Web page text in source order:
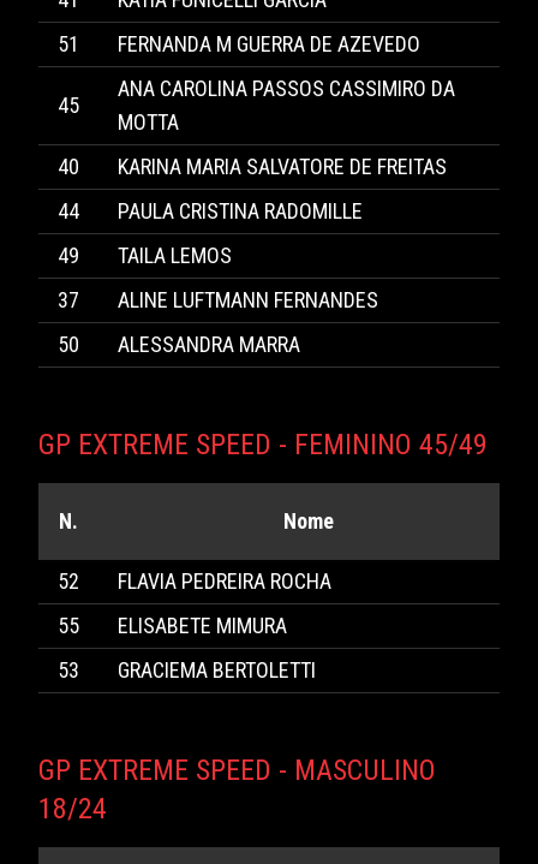
51
FERNANDA M GUERRA DE AZEVEDO
45
ANA CAROLINA PASSOS CASSIMIRO DA
MOTTA
40
KARINA MARIA SALVATORE DE FREITAS
44
PAULA CRISTINA RADOMILLE
49
TAILA LEMOS
37
ALINE LUFTMANN FERNANDES
50
ALESSANDRA MARRA
GP EXTREME SPEED - FEMININO 45/49
N. Nome
52
FLAVIA PEDREIRA ROCHA
55
ELISABETE MIMURA
53
GRACIEMA BERTOLETTI
GP EXTREME SPEED - MASCULINO
18/24